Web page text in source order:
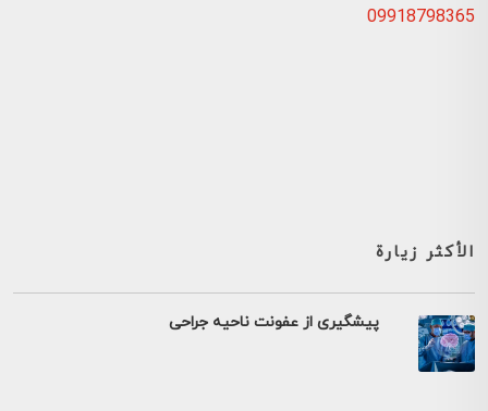
09918798365
الأكثر زيارة
پیشگیری از عفونت ناحیه جراحی